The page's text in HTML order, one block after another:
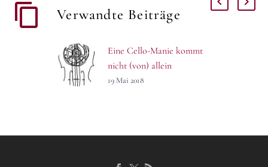
Verwandte Beiträge
Eine Cello-Manie kommt
nicht (von) allein
Das Violoncello ist das
19 Mai 2018